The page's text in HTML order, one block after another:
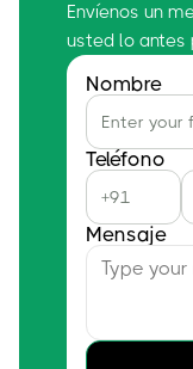
Envíenos un
usted lo antes
Nombre
Teléfono
Mensaje